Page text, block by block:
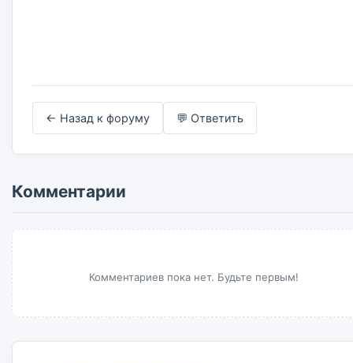
← Назад к форуму 💬 Ответить
Комментарии
Комментариев пока нет. Будьте первым!